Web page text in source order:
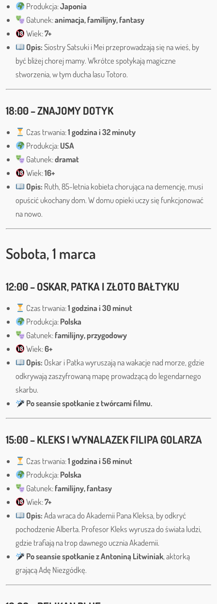
Produkcja:Japonia
Gatunek:animacja, familijny, fantasy
Wiek:7+
Opis:Siostry Satsuki i Mei przeprowadzają się na wieś, by
być bliżej chorej mamy. Wkrótce spotykają magiczne
stworzenia, w tym ducha lasu Totoro.
18:00 – ZNAJOMY DOTYK
Czas trwania:1 godzina i 32 minuty
Produkcja:USA
Gatunek:dramat
Wiek:16+
Opis: Ruth, 85-letnia kobieta chorująca na demencję, musi
opuścić ukochany dom. W domu opieki uczy się funkcjonować
na nowo.
Sobota, 1 marca
12:00 – OSKAR, PATKA I ZŁOTO BAŁTYKU
Czas trwania:1 godzina i 30 minut
Produkcja:Polska
Gatunek:familijny, przygodowy
Wiek:6+
Opis: Oskar i Patka wyruszają na wakacje nad morze, gdzie
odkrywają zaszyfrowaną mapę prowadzącą do legendarnego
skarbu.
Po seansie spotkanie z twórcami filmu.
15:00 – KLEKS I WYNALAZEK FILIPA GOLARZA
Czas trwania:1 godzina i 56 minut
Produkcja:Polska
Gatunek:familijny, fantasy
Wiek:7+
Opis:Ada wraca do Akademii Pana Kleksa, by odkryć
pochodzenie Alberta. Profesor Kleks wyrusza do świata ludzi,
gdzie trafiają na trop dawnego ucznia Akademii.
Po seansie spotkanie z Antoniną Litwiniak, aktorką
grającą Adę Niezgódkę.